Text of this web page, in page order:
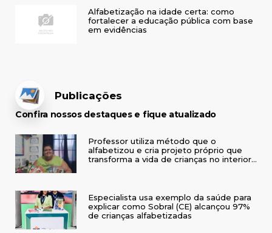
Alfabetização na idade certa: como
fortalecer a educação pública com base
em evidências
Publicações
Confira nossos destaques e fique atualizado
Professor utiliza método que o
alfabetizou e cria projeto próprio que
transforma a vida de crianças no interior
Especialista usa exemplo da saúde para
explicar como Sobral (CE) alcançou 97%
de crianças alfabetizadas